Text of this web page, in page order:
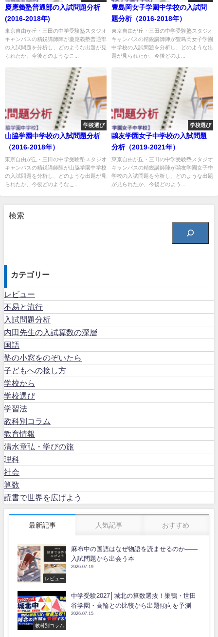
慶應義塾普通部の入試問題分析
(2016-2018年)
東京自由が丘・三田の中学受験塾スタジオ
キャンパスの精鋭講師陣が慶應義塾普通部
の入試問題を分析し、どのような出題が見
られたか、今後どのようなこ...
豊島岡女子学園中学校の入試問
題分析（2016-2018年）
東京自由が丘・三田の中学受験塾スタジオ
キャンパスの精鋭講師陣が豊島岡女子学園
中学校の入試問題を分析し、どのような出
題が見られたか、今後どのよ...
学校選び
山脇学園中学校の入試問題分析
（2016-2018年）
東京自由が丘・三田の中学受験塾スタジオ
キャンパスの精鋭講師陣が山脇学園中学校
の入試問題を分析し、どのような出題が見
られたか、今後どのようなこ...
学校選び
鷗友学園女子中学校の入試問題
分析（2019-2021年）
東京自由が丘・三田の中学受験塾スタジオ
キャンパスの精鋭講師陣が鷗友学園女子中
学校の入試問題を分析し、どのような出題
が見られたか、今後どのよう...
検索
カテゴリー
レビュー
不易と流行
入試問題分析
内田先生の入試算数の深層
国語
塾の小窓をのぞいたら
子どもへの接し方
学校から
学校選び
学習法
教科別コラム
教育情報
清水章弘・学びの旅
理科
社会
算数
読書で世界を広げよう
最新記事 人気記事 おすすめ
レビュー
麻布中の国語はなぜ物語を読ませるのか――
入試問題から出会う本
2026.07.19
教科別コラム
中学受験2027│城北の算数選抜！巣鴨・世田
谷学園・高輪との比較から出題傾向を予測
2026.07.15